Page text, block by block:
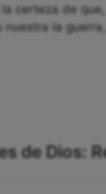
certeza de
nuestra la
de Dios: